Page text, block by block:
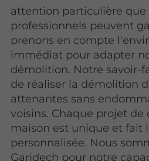
attention particulière que
professionnels peuvent
prenons en compte
immédiat pour adapter
démolition. Notre savoir-
de réaliser la démolition
attenantes sans
voisins. Chaque projet
maison est unique et fait
personnalisée. Nous
Garidech pour notre